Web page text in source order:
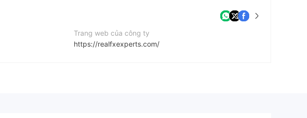
Trang web của công ty
https://realfxexperts.com/